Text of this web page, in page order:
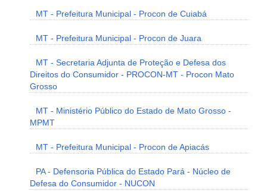
MT - Prefeitura Municipal - Procon de Cuiabá
MT - Prefeitura Municipal - Procon de Juara
MT - Secretaria Adjunta de Proteção e Defesa dos
Direitos do Consumidor - PROCON-MT - Procon Mato
Grosso
MT - Ministério Público do Estado de Mato Grosso -
MPMT
MT - Prefeitura Municipal - Procon de Apiacás
PA - Defensoria Pública do Estado Pará - Núcleo de
Defesa do Consumidor - NUCON